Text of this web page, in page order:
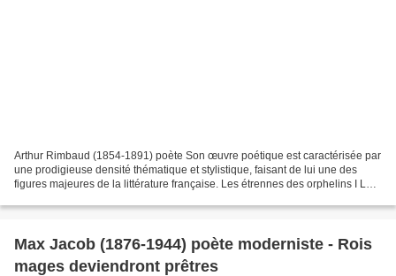
Arthur Rimbaud (1854-1891) poète Son œuvre poétique est caractérisée par
une prodigieuse densité thématique et stylistique, faisant de lui une des
figures majeures de la littérature française. Les étrennes des orphelins I La
Max Jacob (1876-1944) poète moderniste - Rois
mages deviendront prêtres